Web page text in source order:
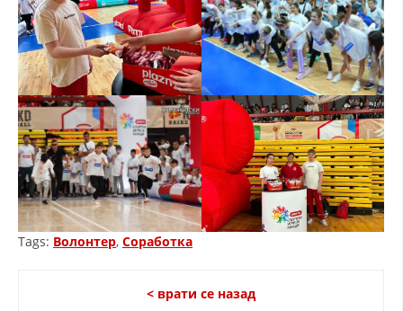
ИСТРАЖУВАЊЕ НА ЈАВНО МИСЛЕЊЕ
МЕЃУНАРОДНА СОРАБОТКА
ДОГОВОРИ
ЗНАЧЕЊЕ НА СЛУЖБАТА ЗА БАРАЊЕ
ФОРМУЛАРИ ЗА БАРАЊА
ЗДРАВСТВЕНО ПРЕВЕНТИВНА ДЕЈНОСТ
ПРВА ПОМОШ
Tags: Волонтер, Соработка
< врати се назад